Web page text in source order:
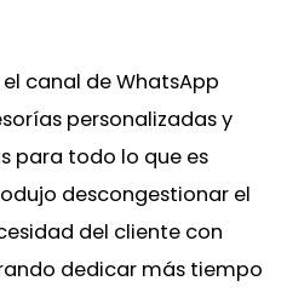
canal de WhatsApp
personalizadas y
para todo lo que es
descongestionar el
del cliente con
dedicar más tiempo